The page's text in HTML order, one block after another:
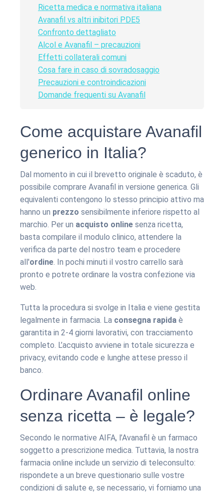
Ricetta medica e normativa italiana
Avanafil vs altri inibitori PDE5
Confronto dettagliato
Alcol e Avanafil – precauzioni
Effetti collaterali comuni
Cosa fare in caso di sovradosaggio
Precauzioni e controindicazioni
Domande frequenti su Avanafil
Come acquistare Avanafil
generico in Italia?
Dal momento in cui il brevetto originale è scaduto, è
possibile comprare Avanafil in versione generica. Gli
equivalenti contengono lo stesso principio attivo ma
hanno un prezzo sensibilmente inferiore rispetto al
marchio. Per un acquisto online senza ricetta,
basta compilare il modulo clinico, attendere la
verifica da parte del nostro team e procedere
all'ordine. In pochi minuti il vostro carrello sarà
pronto e potrete ordinare la vostra confezione via
web.
Tutta la procedura si svolge in Italia e viene gestita
legalmente in farmacia. La consegna rapida è
garantita in 2-4 giorni lavorativi, con tracciamento
completo. L’acquisto avviene in totale sicurezza e
privacy, evitando code e lunghe attese presso il
banco.
Ordinare Avanafil online
senza ricetta – è legale?
Secondo le normative AIFA, l’Avanafil è un farmaco
soggetto a prescrizione medica. Tuttavia, la nostra
farmacia online include un servizio di teleconsulto:
rispondete a un breve questionario sulle vostre
condizioni di salute e, se necessario, vi forniamo una